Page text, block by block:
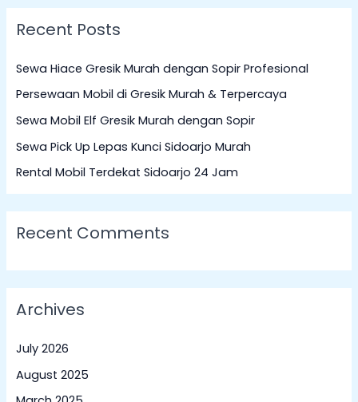
a
r
f
o
r
:
Recent Posts
Sewa Hiace Gresik Murah dengan Sopir Profesional
Persewaan Mobil di Gresik Murah & Terpercaya
Sewa Mobil Elf Gresik Murah dengan Sopir
Sewa Pick Up Lepas Kunci Sidoarjo Murah
Rental Mobil Terdekat Sidoarjo 24 Jam
Recent Comments
Archives
July 2026
August 2025